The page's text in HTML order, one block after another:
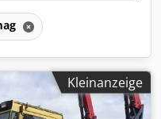
Kleinanzeige